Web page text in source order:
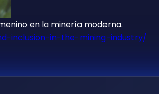
en la minería moderna.
inclusion-in-the-mining-industry/